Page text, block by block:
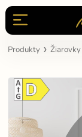
Produkty Žiarovky